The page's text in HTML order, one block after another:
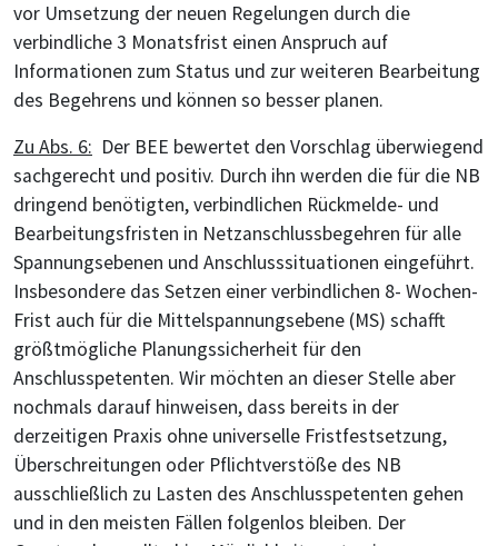
vor Umsetzung der neuen Regelungen durch die
verbindliche 3 Monatsfrist einen Anspruch auf
Informationen zum Status und zur weiteren Bearbeitung
des Begehrens und können so besser planen.
Zu Abs. 6: Der BEE bewertet den Vorschlag überwiegend
sachgerecht und positiv. Durch ihn werden die für die NB
dringend benötigten, verbindlichen Rückmelde- und
Bearbeitungsfristen in Netzanschlussbegehren für alle
Spannungsebenen und Anschlusssituationen eingeführt.
Insbesondere das Setzen einer verbindlichen 8- Wochen-
Frist auch für die Mittelspannungsebene (MS) schafft
größtmögliche Planungssicherheit für den
Anschlusspetenten. Wir möchten an dieser Stelle aber
nochmals darauf hinweisen, dass bereits in der
derzeitigen Praxis ohne universelle Fristfestsetzung,
Überschreitungen oder Pflichtverstöße des NB
ausschließlich zu Lasten des Anschlusspetenten gehen
und in den meisten Fällen folgenlos bleiben. Der